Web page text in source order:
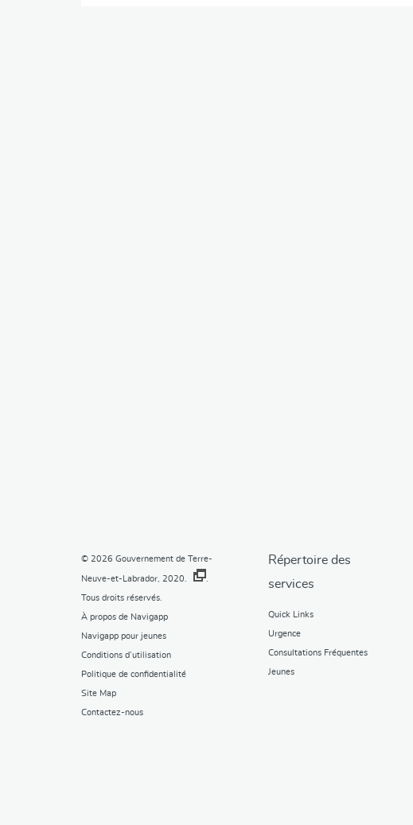
© 2026 Gouvernement de Terre-
Neuve-et-Labrador, 2020.
Tous droits réservés.
À propos de Navigapp
Navigapp pour jeunes
Conditions d’utilisation
Politique de confidentialité
Site Map
Contactez-nous
Répertoire des
services
Quick Links
Urgence
Consultations Fréquentes
Jeunes